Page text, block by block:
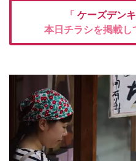
「 ケーズデンキ
本日チラシを掲載し